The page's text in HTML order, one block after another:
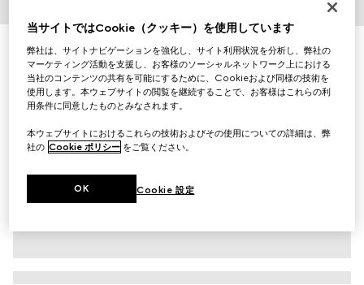
ウール ペット セーター
￥61,600
（税込）
バリエーションネイビー
当サイトではCookie（クッキー）を使用しています
弊社は、サイトナビゲーションを強化し、サイト利用状況を分析し、弊社の
マーケティング活動を支援し、お客様のソーシャルネットワーク上における
当社のコンテンツの共有を可能にするために、Cookieおよび同様の技術を
使用します。本ウェブサイトの閲覧を継続することで、お客様はこれらの利
用条件に同意したものとみなされます。
本ウェブサイトにおけるこれらの技術およびその使用についての詳細は、弊
社の Cookie ポリシー をご覧ください。
Cookie 設定
OK